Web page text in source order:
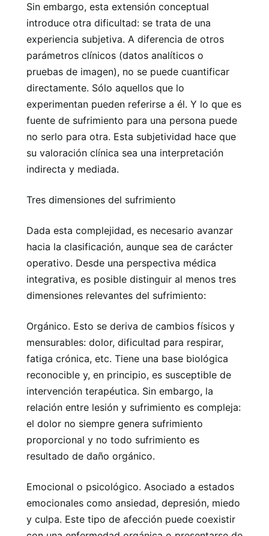
Sin embargo, esta extensión conceptual
introduce otra dificultad: se trata de una
experiencia subjetiva. A diferencia de otros
parámetros clínicos (datos analíticos o
pruebas de imagen), no se puede cuantificar
directamente. Sólo aquellos que lo
experimentan pueden referirse a él. Y lo que es
fuente de sufrimiento para una persona puede
no serlo para otra. Esta subjetividad hace que
su valoración clínica sea una interpretación
indirecta y mediada.
Tres dimensiones del sufrimiento
Dada esta complejidad, es necesario avanzar
hacia la clasificación, aunque sea de carácter
operativo. Desde una perspectiva médica
integrativa, es posible distinguir al menos tres
dimensiones relevantes del sufrimiento:
Orgánico. Esto se deriva de cambios físicos y
mensurables: dolor, dificultad para respirar,
fatiga crónica, etc. Tiene una base biológica
reconocible y, en principio, es susceptible de
intervención terapéutica. Sin embargo, la
relación entre lesión y sufrimiento es compleja:
el dolor no siempre genera sufrimiento
proporcional y no todo sufrimiento es
resultado de daño orgánico.
Emocional o psicológico. Asociado a estados
emocionales como ansiedad, depresión, miedo
y culpa. Este tipo de afección puede coexistir